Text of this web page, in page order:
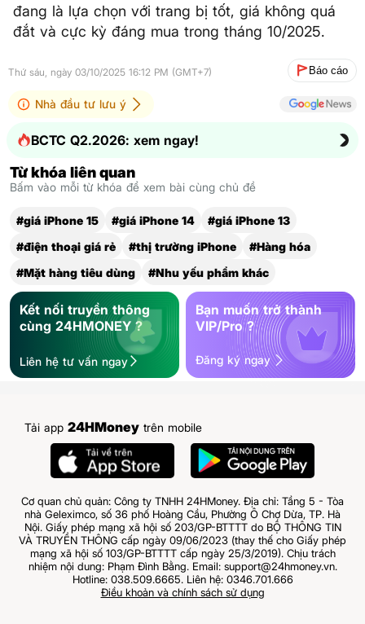
đang là lựa chọn với trang bị tốt, giá không quá
đắt và cực kỳ đáng mua trong tháng 10/2025.
Thứ sáu, ngày 03/10/2025 16:12 PM (GMT+7) Báo cáo
Nhà đầu tư lưu ý
BCTC Q2.2026: xem ngay!
Từ khóa liên quan
Bấm vào mỗi từ khóa để xem bài cùng chủ đề
#giá iPhone 15 #giá iPhone 14
#giá iPhone 13
#điện thoại giá rẻ
#thị trường iPhone
#Hàng hóa
#Mặt hàng tiêu dùng
#Nhu yếu phẩm khác
Kết nối truyền thông
cùng 24HMONEY ?
Liên hệ tư vấn ngay
Bạn muốn trở thành
VIP/Pro ?
Đăng ký ngay
Tải app 24HMoney trên mobile
Cơ quan chủ quản: Công ty TNHH 24HMoney. Địa chỉ: Tầng 5 - Tòa
nhà Geleximco, số 36 phố Hoàng Cầu, Phường Ô Chợ Dừa, TP. Hà
Nội. Giấy phép mạng xã hội số 203/GP-BTTTT do BỘ THÔNG TIN
VÀ TRUYỀN THÔNG cấp ngày 09/06/2023 (thay thế cho Giấy phép
mạng xã hội số 103/GP-BTTTT cấp ngày 25/3/2019). Chịu trách
nhiệm nội dung: Phạm Đình Bằng. Email: support@24hmoney.vn.
Hotline: 038.509.6665. Liên hệ: 0346.701.666
Điều khoản và chính sách sử dụng